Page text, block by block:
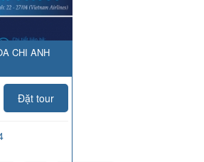
CHI ANH
Đặt tour